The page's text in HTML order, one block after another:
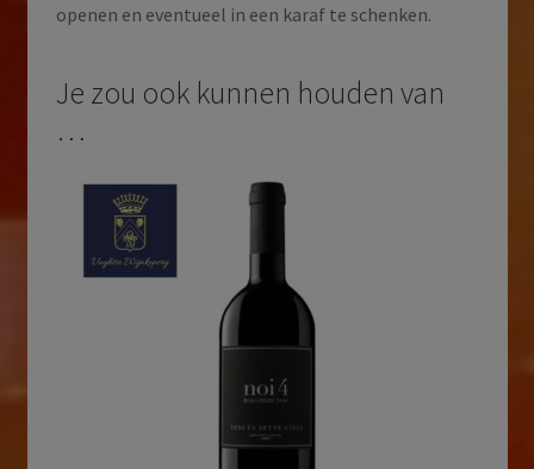
openen en eventueel in een karaf te schenken.
Je zou ook kunnen houden van
…